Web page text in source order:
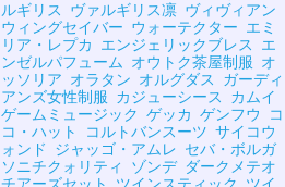
ルギリス
ヴァルギリス凛 ヴィヴィアン
ウィングセイバー ウォーテクター エミ
リア・レプカ
エンジェリックブレス
エ
ンゼルパフューム
オウトク茶屋制服 オ
ッソリア オラタン オルグダス
ガーディ
アンズ女性制服 カジューシース
カムイ
ゲームミュージック ゲッカ ゲンフウ
コ
コ・ハット
コルトバンスーツ サイコウ
ォンド
ジャッゴ・アムレ セバ・ボルガ
ソニチクォリティ
ゾンデ ダークメテオ